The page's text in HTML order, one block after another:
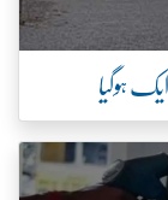
ہوگیا